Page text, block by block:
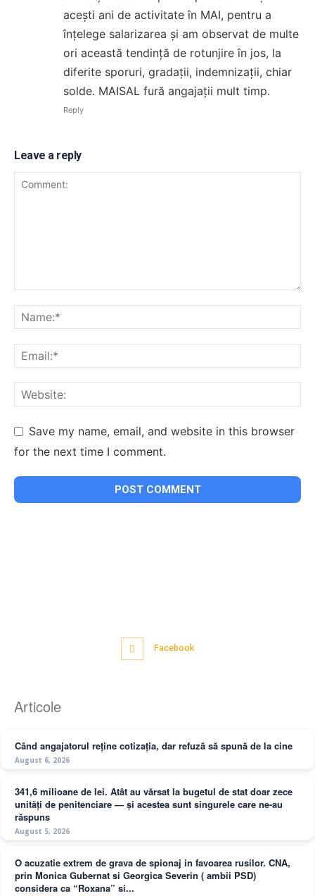
acești ani de activitate în MAI, pentru a
înțelege salarizarea și am observat de multe
ori această tendință de rotunjire în jos, la
diferite sporuri, gradații, indemnizații, chiar
solde. MAISAL fură angajații mult timp.
Reply
Leave a reply
Save my name, email, and website in this browser
for the next time I comment.
Facebook
Articole
Când angajatorul reține cotizația, dar refuză să spună de la cine
August 6, 2026
341,6 milioane de lei. Atât au vărsat la bugetul de stat doar zece
unități de penitenciare — și acestea sunt singurele care ne-au
răspuns
August 5, 2026
O acuzatie extrem de grava de spionaj in favoarea rusilor. CNA,
prin Monica Gubernat si Georgica Severin ( ambii PSD)
considera ca “Roxana” si...